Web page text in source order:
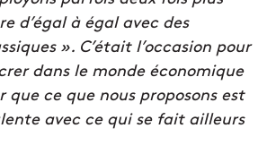
d’égal à égal avec des
». C’était l’occasion pour
dans le monde économique
ce que nous proposons est
avec ce qui se fait ailleurs